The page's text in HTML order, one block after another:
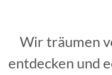
Wir träumen
entdecken und